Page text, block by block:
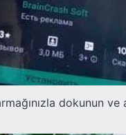
dokunun ve